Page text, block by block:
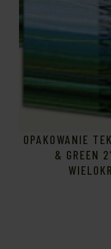
OPAKOWANIE
& GREEN